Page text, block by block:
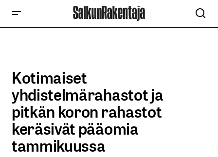
Kotimaiset
yhdistelmärahastot ja
pitkän koron rahastot
keräsivät pääomia
tammikuussa